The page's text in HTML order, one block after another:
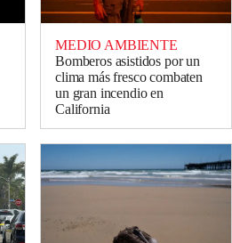
MEDIO AMBIENTE
Bomberos asistidos por un
clima más fresco combaten
un gran incendio en
California